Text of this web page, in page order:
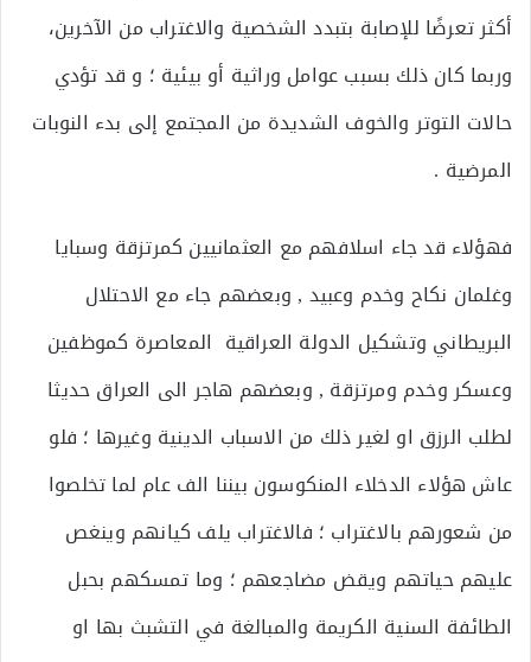
أكثر تعرضًا للإصابة بتبدد الشخصية والاغتراب من الآخرين،
وربما كان ذلك بسبب عوامل وراثية أو بيئية ؛ و قد تؤدي
حالات التوتر والخوف الشديدة من المجتمع إلى بدء النوبات
المرضية .
فهؤلاء قد جاء اسلافهم مع العثمانيين كمرتزقة وسبايا
وغلمان نكاح وخدم وعبيد , وبعضهم جاء مع الاحتلال
البريطاني وتشكيل الدولة العراقية المعاصرة كموظفين
وعسكر وخدم ومرتزقة , وبعضهم هاجر الى العراق حديثا
لطلب الرزق او لغير ذلك من الاسباب الدينية وغيرها ؛ فلو
عاش هؤلاء الدخلاء المنكوسون بيننا الف عام لما تخلصوا
من شعورهم بالاغتراب ؛ فالاغتراب يلف كيانهم وينغص
عليهم حياتهم ويقض مضاجعهم ؛ وما تمسكهم بحبل
الطائفة السنية الكريمة والمبالغة في التشبث بها او